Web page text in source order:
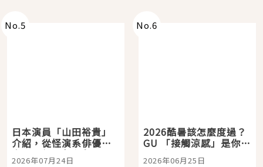
No.5
日本演員「山田裕貴」
介紹，從怪演系俳優走
向國民級日劇主角
2026年07月24日
No.6
2026酷暑該怎麼度過？
GU 「接觸涼感」是你的
夏日救星
2026年06月25日